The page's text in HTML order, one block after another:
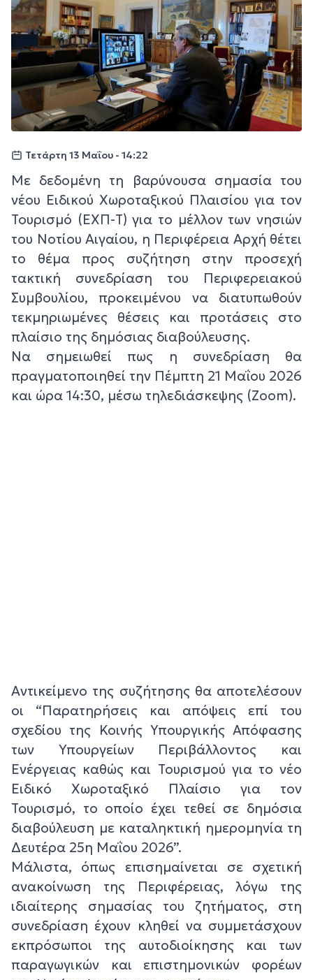
Τετάρτη 13 Μαΐου - 14:22
Με δεδομένη τη βαρύνουσα σημασία του
νέου Ειδικού Χωροταξικού Πλαισίου για τον
Τουρισμό (ΕΧΠ-Τ) για το μέλλον των νησιών
του Νοτίου Αιγαίου, η Περιφέρεια Αρχή θέτει
το θέμα προς συζήτηση στην προσεχή
τακτική συνεδρίαση του Περιφερειακού
Συμβουλίου, προκειμένου να διατυπωθούν
τεκμηριωμένες θέσεις και προτάσεις στο
πλαίσιο της δημόσιας διαβούλευσης.
Να σημειωθεί πως η συνεδρίαση θα
πραγματοποιηθεί την Πέμπτη 21 Μαΐου 2026
και ώρα 14:30, μέσω τηλεδιάσκεψης (Zoom).
Αντικείμενο της συζήτησης θα αποτελέσουν
οι “Παρατηρήσεις και απόψεις επί του
σχεδίου της Κοινής Υπουργικής Απόφασης
των Υπουργείων Περιβάλλοντος και
Ενέργειας καθώς και Τουρισμού για το νέο
Ειδικό Χωροταξικό Πλαίσιο για τον
Τουρισμό, το οποίο έχει τεθεί σε δημόσια
διαβούλευση με καταληκτική ημερομηνία τη
Δευτέρα 25η Μαΐου 2026”.
Μάλιστα, όπως επισημαίνεται σε σχετική
ανακοίνωση της Περιφέρειας, λόγω της
ιδιαίτερης σημασίας του ζητήματος, στη
συνεδρίαση έχουν κληθεί να συμμετάσχουν
εκπρόσωποι της αυτοδιοίκησης και των
παραγωγικών και επιστημονικών φορέων